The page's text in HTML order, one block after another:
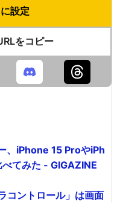
設定
をコピー
、iPhone 15 ProやiPh
てみた - GIGAZINE
コントロール」は画面